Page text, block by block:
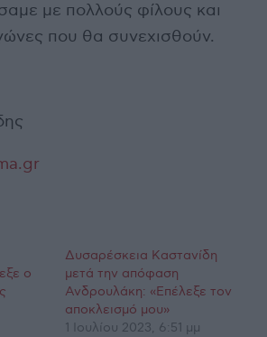
με πολλούς φίλους και
που θα συνεχισθούν.
ο
Δυσαρέσκεια Καστανίδη
μετά την απόφαση
Ανδρουλάκη: «Επέλεξε τον
αποκλεισμό μου»
1 Ιουλίου 2023, 6:51 μμ